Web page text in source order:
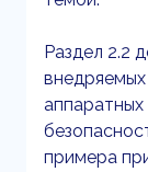
Раздел 2.2
примера